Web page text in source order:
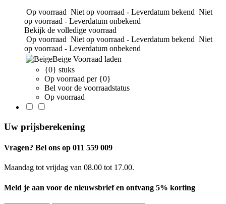
Op voorraad Niet op voorraad - Leverdatum bekend Niet
op voorraad - Leverdatum onbekend
Bekijk de volledige voorraad
Op voorraad Niet op voorraad - Leverdatum bekend Niet
op voorraad - Leverdatum onbekend
Beige Voorraad laden
{0} stuks
Op voorraad per {0}
Bel voor de voorraadstatus
Op voorraad
Uw prijsberekening
Vragen? Bel ons op 011 559 009
Maandag tot vrijdag van 08.00 tot 17.00.
Meld je aan voor de nieuwsbrief en ontvang 5% korting